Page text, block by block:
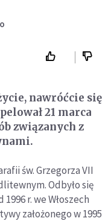
nawróćcie się
21 marca
związanych z
św. Grzegorza VII
Odbyło się
r. we Włoszech
założonego w 1995